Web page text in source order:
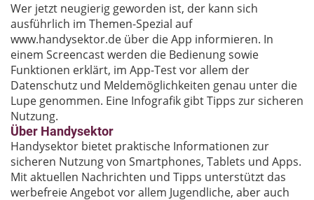
Wer jetzt neugierig geworden ist, der kann sich
ausführlich im Themen-Spezial auf
www.handysektor.de über die App informieren. In
einem Screencast werden die Bedienung sowie
Funktionen erklärt, im App-Test vor allem der
Datenschutz und Meldemöglichkeiten genau unter die
Lupe genommen. Eine Infografik gibt Tipps zur sicheren
Nutzung.
Über Handysektor
Handysektor bietet praktische Informationen zur
sicheren Nutzung von Smartphones, Tablets und Apps.
Mit aktuellen Nachrichten und Tipps unterstützt das
werbefreie Angebot vor allem Jugendliche, aber auch